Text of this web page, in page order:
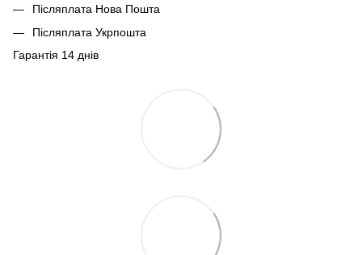
Післяплата Нова Пошта
Післяплата Укрпошта
Гарантія 14 днів